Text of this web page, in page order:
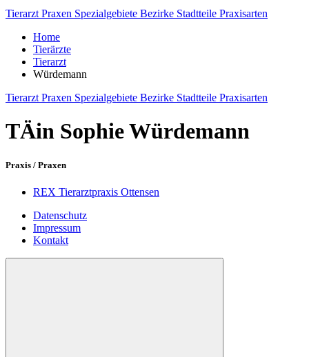
Tierarzt Praxen Spezialgebiete Bezirke Stadtteile Praxisarten
Home
Tierärzte
Tierarzt
Würdemann
Tierarzt Praxen Spezialgebiete Bezirke Stadtteile Praxisarten
TÄin Sophie Würdemann
Praxis / Praxen
REX Tierarztpraxis Ottensen
Datenschutz
Impressum
Kontakt